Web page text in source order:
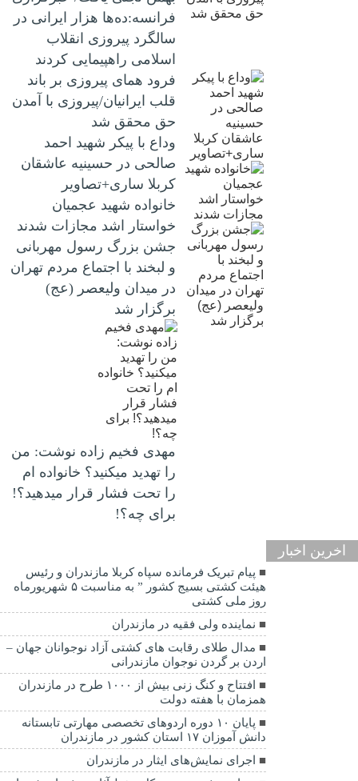
فرانسه:ده‌ها هزار ایرانی در
سالگرد پیروزی انقلاب
اسلامی راهپیمایی کردند
فرود همای پیروزی بر باند
قلب ایرانیان/پیروزی با آمدن
حق محقق شد
وداع با پیکر شهید احمد
صالحی‌ در حسینیه عاشقان
کربلا ساری+تصاویر
خانواده شهید عجمیان
خواستار اشد مجازات شدند
جشن بزرگ رسول مهربانی
و لبخند با اجتماع مردم تهران
در میدان ولیعصر (عج)
برگزار شد
مهدی فخیم زاده نوشت: من
را تهدید میکنید؟ خانواده ام
را‌ تحت فشار قرار میدهید؟!
برای چه؟!
اخرین اخبار
پیام تبریک فرمانده سپاه کربلا مازندران و رئیس
هیئت کشتی بسیج کشور ” به مناسبت ۵ شهریورماه
روز ملی کشتی
نماينده ولی فقیه در مازندران
مدال طلای رقابت های کشتی آزاد نوجوانان جهان –
اردن بر گردن نوجوان مازندرانی
افتتاح و کنگ زنی بیش از ۱۰۰۰ طرح در مازندران
همزمان با هفته دولت
پایان ۱۰ دوره اردوهای تخصصی مهارتی تابستانه
دانش آموزان ۱۷ استان کشور در مازندران
اجرای نمایش‌های ایثار در مازندران